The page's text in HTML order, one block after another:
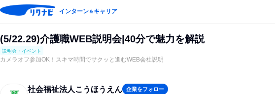
インターン＆キャリア
(5/22.29)介護職WEB説明会|40分で魅力を解説
説明会・イベント
カメラオフ参加OK！スキマ時間でサクッと進むWEB会社説明
社会福祉法人こうほうえん 企業をフォロー